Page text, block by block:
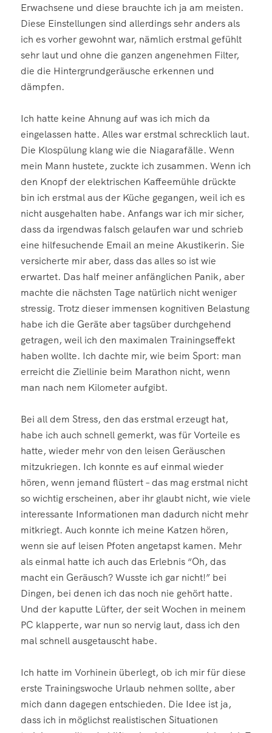
Erwachsene und diese brauchte ich ja am meisten.
Diese Einstellungen sind allerdings sehr anders als
ich es vorher gewohnt war, nämlich erstmal gefühlt
sehr laut und ohne die ganzen angenehmen Filter,
die die Hintergrundgeräusche erkennen und
dämpfen.
Ich hatte keine Ahnung auf was ich mich da
eingelassen hatte. Alles war erstmal schrecklich laut.
Die Klospülung klang wie die Niagarafälle. Wenn
mein Mann hustete, zuckte ich zusammen. Wenn ich
den Knopf der elektrischen Kaffeemühle drückte
bin ich erstmal aus der Küche gegangen, weil ich es
nicht ausgehalten habe. Anfangs war ich mir sicher,
dass da irgendwas falsch gelaufen war und schrieb
eine hilfesuchende Email an meine Akustikerin. Sie
versicherte mir aber, dass das alles so ist wie
erwartet. Das half meiner anfänglichen Panik, aber
machte die nächsten Tage natürlich nicht weniger
stressig. Trotz dieser immensen kognitiven Belastung
habe ich die Geräte aber tagsüber durchgehend
getragen, weil ich den maximalen Trainingseffekt
haben wollte. Ich dachte mir, wie beim Sport: man
erreicht die Ziellinie beim Marathon nicht, wenn
man nach nem Kilometer aufgibt.
Bei all dem Stress, den das erstmal erzeugt hat,
habe ich auch schnell gemerkt, was für Vorteile es
hatte, wieder mehr von den leisen Geräuschen
mitzukriegen. Ich konnte es auf einmal wieder
hören, wenn jemand flüstert – das mag erstmal nicht
so wichtig erscheinen, aber ihr glaubt nicht, wie viele
interessante Informationen man dadurch nicht mehr
mitkriegt. Auch konnte ich meine Katzen hören,
wenn sie auf leisen Pfoten angetapst kamen. Mehr
als einmal hatte ich auch das Erlebnis “Oh, das
macht ein Geräusch? Wusste ich gar nicht!” bei
Dingen, bei denen ich das noch nie gehört hatte.
Und der kaputte Lüfter, der seit Wochen in meinem
PC klapperte, war nun so nervig laut, dass ich den
mal schnell ausgetauscht habe.
Ich hatte im Vorhinein überlegt, ob ich mir für diese
erste Trainingswoche Urlaub nehmen sollte, aber
mich dann dagegen entschieden. Die Idee ist ja,
dass ich in möglichst realistischen Situationen